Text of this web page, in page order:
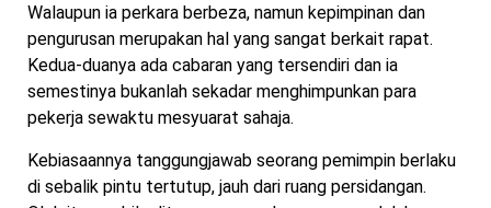
Walaupun ia perkara berbeza, namun kepimpinan dan
pengurusan merupakan hal yang sangat berkait rapat.
Kedua-duanya ada cabaran yang tersendiri dan ia
semestinya bukanlah sekadar menghimpunkan para
pekerja sewaktu mesyuarat sahaja.
Kebiasaannya tanggungjawab seorang pemimpin berlaku
di sebalik pintu tertutup, jauh dari ruang persidangan.